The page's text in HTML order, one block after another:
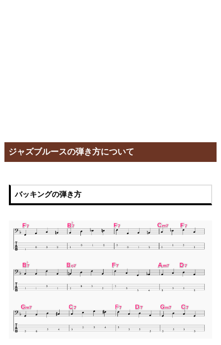
ジャズブルースの弾き方について
バッキングの弾き方